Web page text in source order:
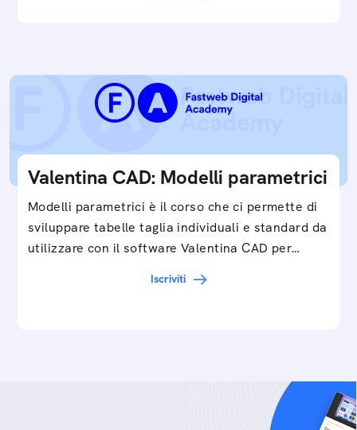
Valentina CAD: Modelli parametrici
Modelli parametrici è il corso che ci permette di
sviluppare tabelle taglia individuali e standard da
utilizzare con il software Valentina CAD per…
Iscriviti